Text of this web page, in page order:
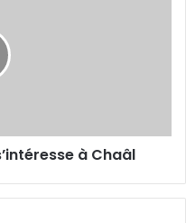
à Chaâl